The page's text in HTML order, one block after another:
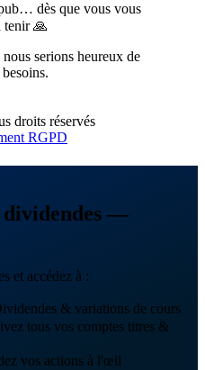
dès que vous vous
tenir 🙏
serions heureux de
droits réservés
RGPD
dividendes —
et accédez à :
& variations de cours
tous vos comptes titres &
vos actions à l'œil